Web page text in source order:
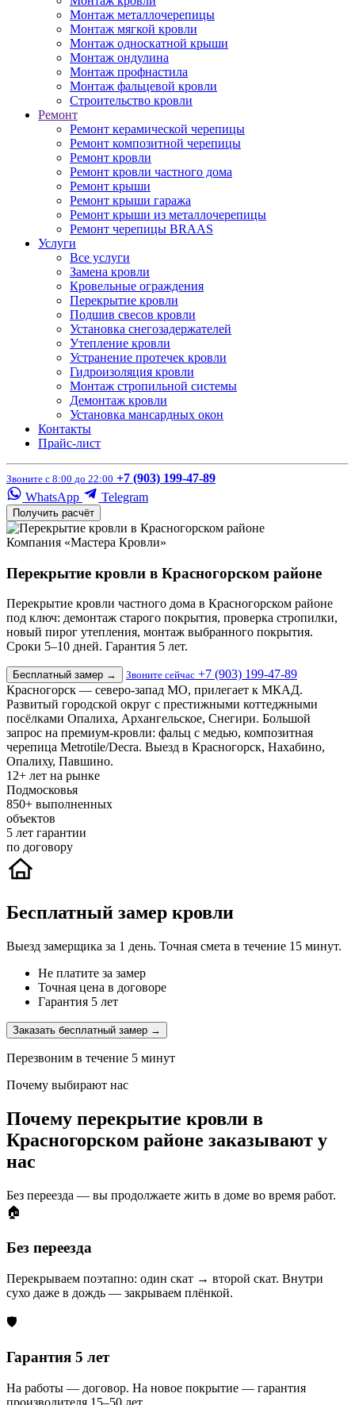
Монтаж металлочерепицы
Монтаж мягкой кровли
Монтаж односкатной крыши
Монтаж ондулина
Монтаж профнастила
Монтаж фальцевой кровли
Строительство кровли
Ремонт
Ремонт керамической черепицы
Ремонт композитной черепицы
Ремонт кровли
Ремонт кровли частного дома
Ремонт крыши
Ремонт крыши гаража
Ремонт крыши из металлочерепицы
Ремонт черепицы BRAAS
Услуги
Все услуги
Замена кровли
Кровельные ограждения
Перекрытие кровли
Подшив свесов кровли
Установка снегозадержателей
Утепление кровли
Устранение протечек кровли
Гидроизоляция кровли
Монтаж стропильной системы
Демонтаж кровли
Установка мансардных окон
Контакты
Прайс-лист
Звоните с 8:00 до 22:00 +7 (903) 199-47-89
WhatsApp
Telegram
Получить расчёт
Компания «Мастера Кровли»
Перекрытие кровли в Красногорском районе
Перекрытие кровли частного дома в Красногорском районе
под ключ: демонтаж старого покрытия, проверка стропилки,
новый пирог утепления, монтаж выбранного покрытия.
Сроки 5–10 дней. Гарантия 5 лет.
Бесплатный замер → Звоните сейчас +7 (903) 199-47-89
Красногорск — северо-запад МО, прилегает к МКАД.
Развитый городской округ с престижными коттеджными
посёлками Опалиха, Архангельское, Снегири. Большой
запрос на премиум-кровли: фальц с медью, композитная
черепица Metrotile/Decra. Выезд в Красногорск, Нахабино,
Опалиху, Павшино.
12+ лет на рынке
Подмосковья
850+ выполненных
объектов
5 лет гарантии
по договору
Бесплатный замер кровли
Выезд замерщика за 1 день. Точная смета в течение 15 минут.
Не платите за замер
Точная цена в договоре
Гарантия 5 лет
Заказать бесплатный замер →
Перезвоним в течение 5 минут
Почему выбирают нас
Почему перекрытие кровли в
Красногорском районе заказывают у
нас
Без переезда — вы продолжаете жить в доме во время работ.
🏠
Без переезда
Перекрываем поэтапно: один скат → второй скат. Внутри
сухо даже в дождь — закрываем плёнкой.
🛡️
Гарантия 5 лет
На работы — договор. На новое покрытие — гарантия
производителя 15–50 лет.